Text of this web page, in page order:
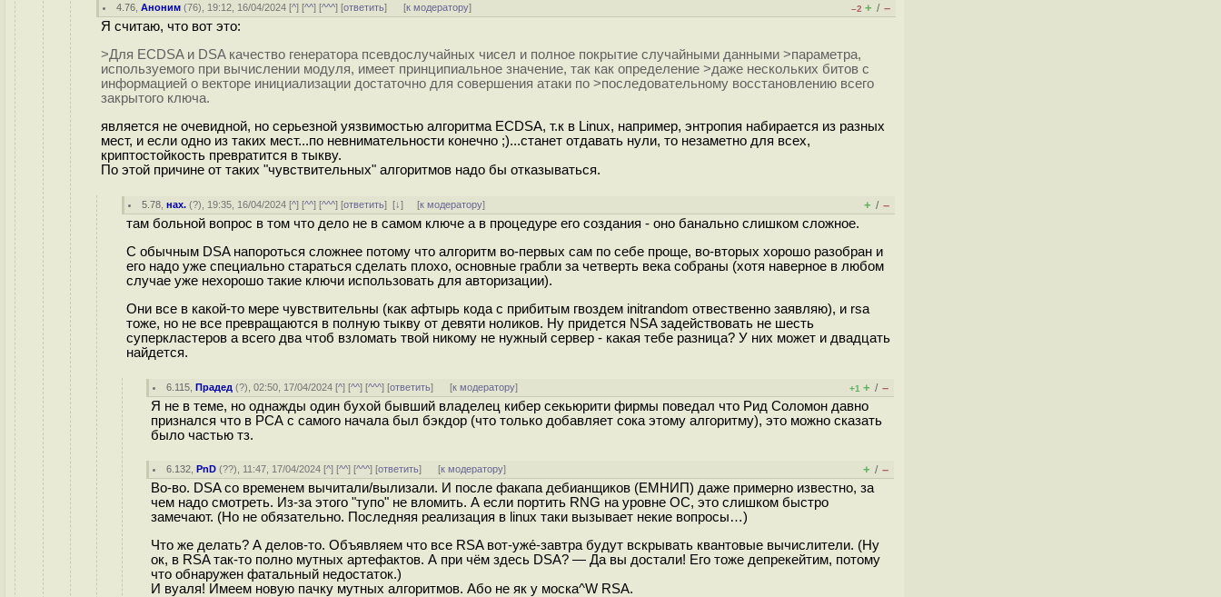
4.76 ,Аноним (76), 19:12, 16/04/2024 [^] [^^] [^^^] [ответить] [к модератору] –2 + / –
Я считаю, что вот это:
>Для ECDSA и DSA качество генератора псевдослучайных чисел и полное покрытие случайными данными >параметра,
используемого при вычислении модуля, имеет принципиальное значение, так как определение >даже нескольких битов с
информацией о векторе инициализации достаточно для совершения атаки по >последовательному восстановлению всего
закрытого ключа.
является не очевидной, но серьезной уязвимостью алгоритма ECDSA, т.к в Linux, например, энтропия набирается из разных
мест, и если одно из таких мест...по невнимательности конечно ;)...станет отдавать нули, то незаметно для всех,
криптостойкость превратится в тыкву.
По этой причине от таких "чувствительных" алгоритмов надо бы отказываться.
5.78 ,нах. (?), 19:35, 16/04/2024 [^] [^^] [^^^] [ответить][↓] [к модератору] + / –
там больной вопрос в том что дело не в самом ключе а в процедуре его создания - оно банально слишком сложное.
С обычным DSA напороться сложнее потому что алгоритм во-первых сам по себе проще, во-вторых хорошо разобран и
его надо уже специально стараться сделать плохо, основные грабли за четверть века собраны (хотя наверное в любом
случае уже нехорошо такие ключи использовать для авторизации).
Они все в какой-то мере чувствительны (как афтырь кода с прибитым гвоздем initrandom отвественно заявляю), и rsa
тоже, но не все превращаются в полную тыкву от девяти ноликов. Ну придется NSA задействовать не шесть
суперкластеров а всего два чтоб взломать твой никому не нужный сервер - какая тебе разница? У них может и двадцать
найдется.
6.115 ,Прадед (?), 02:50, 17/04/2024 [^] [^^] [^^^] [ответить] [к модератору] +1 + / –
Я не в теме, но однажды один бухой бывший владелец кибер секьюрити фирмы поведал что Рид Соломон давно
признался что в РСА с самого начала был бэкдор (что только добавляет сока этому алгоритму), это можно сказать
было частью тз.
6.132 ,PnD (??), 11:47, 17/04/2024 [^] [^^] [^^^] [ответить] [к модератору] + / –
Во-во. DSA со временем вычитали/вылизали. И после факапа дебианщиков (ЕМНИП) даже примерно известно, за
чем надо смотреть. Из-за этого "тупо" не вломить. А если портить RNG на уровне ОС, это слишком быстро
замечают. (Но не обязательно. Последняя реализация в linux таки вызывает некие вопросы…)
Что же делать? А делов-то. Объявляем что все RSA вот-уже́-завтра будут вскрывать квантовые вычислители. (Ну
ок, в RSA так-то полно мутных артефактов. А при чём здесь DSA? — Да вы достали! Его тоже депрекейтим, потому
что обнаружен фатальный недостаток.)
И вуаля! Имеем новую пачку мутных алгоритмов. Або не як у моска^W RSA.